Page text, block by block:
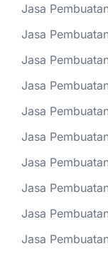
Jasa
Jasa
Jasa
Jasa
Jasa
Jasa
Jasa
Jasa
Jasa
Jasa